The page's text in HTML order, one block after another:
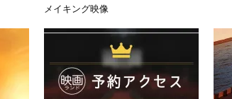
メイキング映像